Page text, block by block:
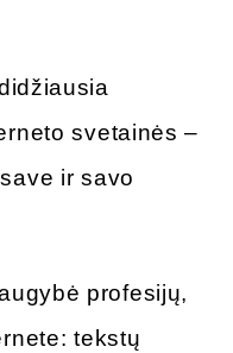
svetainės –
ir savo
profesijų,
tekstų